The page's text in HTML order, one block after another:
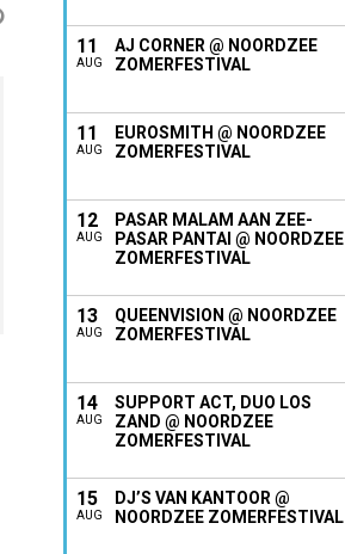
11
AUG
AJ CORNER @ NOORDZEE
ZOMERFESTIVAL
11
AUG
EUROSMITH @ NOORDZEE
ZOMERFESTIVAL
12
AUG
PASAR MALAM AAN ZEE-
PASAR PANTAI @ NOORDZEE
ZOMERFESTIVAL
13
AUG
QUEENVISION @ NOORDZEE
ZOMERFESTIVAL
14
AUG
SUPPORT ACT, DUO LOS
ZAND @ NOORDZEE
ZOMERFESTIVAL
15
AUG
DJ’S VAN KANTOOR @
NOORDZEE ZOMERFESTIVAL